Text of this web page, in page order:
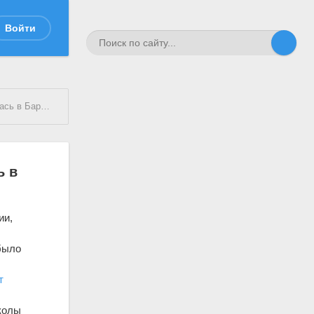
Войти
Барнауле
в